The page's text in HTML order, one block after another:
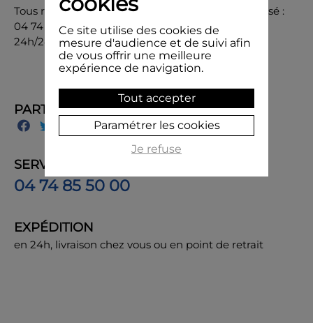
Tous renseignements pour un produit personnalisé :
04 74 85 50 00 du lundi au vendredi ou par mail
24h/24 contact@les-tampons-de-zoe.com
PARTAGER
SERVICE CLIENT
04 74 85 50 00
EXPÉDITION
en 24h, livraison chez vous ou en point de retrait
Ce site utilise des cookies de
mesure d'audience et de suivi afin
de vous offrir une meilleure
expérience de navigation.
Tout accepter
Paramétrer les cookies
Je refuse